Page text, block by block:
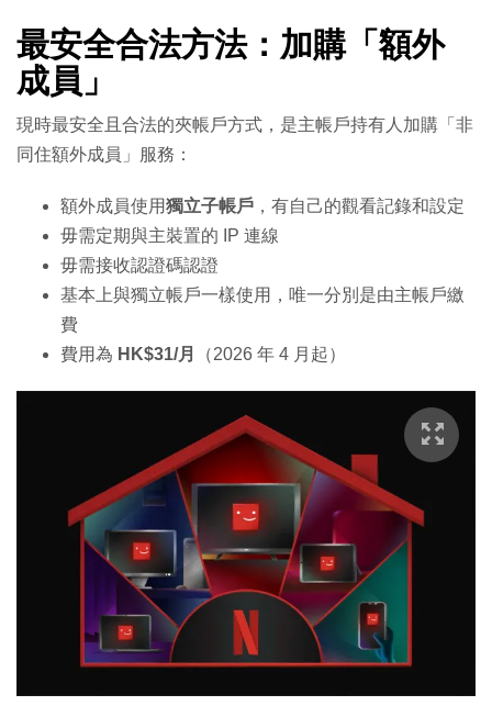
最安全合法方法：加購「額外
成員」
現時最安全且合法的夾帳戶方式，是主帳戶持有人加購「非
同住額外成員」服務：
額外成員使用獨立子帳戶 ，有自己的觀看記錄和設定
毋需定期與主裝置的 IP 連線
毋需接收認證碼認證
基本上與獨立帳戶一樣使用，唯一分別是由主帳戶繳
費
費用為 HK$31/月 （2026 年 4 月起）